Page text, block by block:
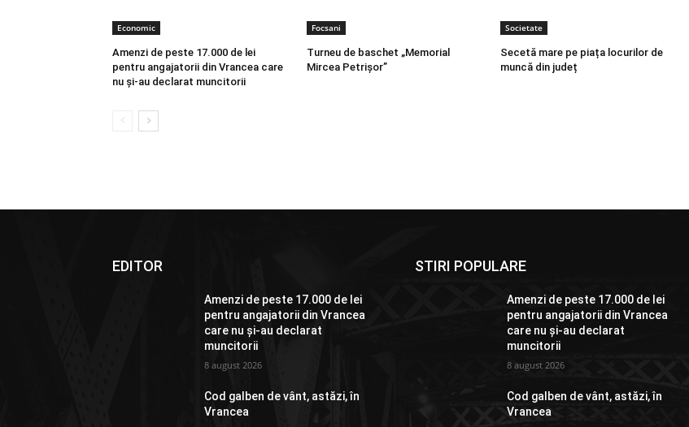
Economic
Amenzi de peste 17.000 de lei
pentru angajatorii din Vrancea care
nu și-au declarat muncitorii
Focsani
Turneu de baschet „Memorial
Mircea Petrișor”
Societate
Secetă mare pe piața locurilor de
muncă din județ
EDITOR
Amenzi de peste 17.000 de lei
pentru angajatorii din Vrancea
care nu și-au declarat
muncitorii
8 august 2026
Cod galben de vânt, astăzi, în
Vrancea
STIRI POPULARE
Amenzi de peste 17.000 de lei
pentru angajatorii din Vrancea
care nu și-au declarat
muncitorii
8 august 2026
Cod galben de vânt, astăzi, în
Vrancea